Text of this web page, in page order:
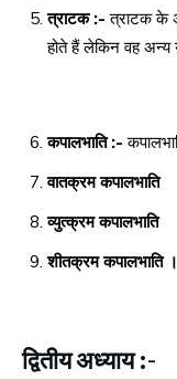
त्राटक :-त्राटक के
होते हैं लेकिन वह अन्य
कपालभाति :-
वातक्रम कपालभाति
व्युत्क्रम कपालभाति
शीतक्रम कपालभाति ।
द्वितीय अध्याय :-